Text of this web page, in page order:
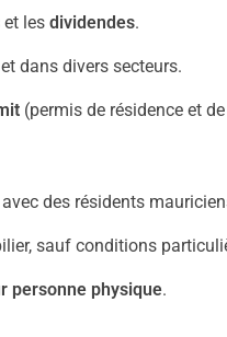
et les dividendes.
dans divers secteurs.
(permis de résidence et
des résidents
sauf conditions
personne physique.